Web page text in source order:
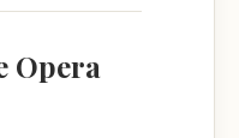
Opera